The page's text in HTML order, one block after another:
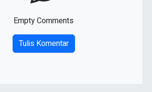
Empty Comments
Tulis Komentar